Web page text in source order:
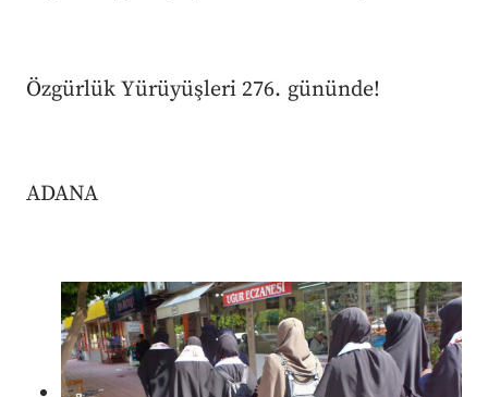
Özgürlük Yürüyüşleri 276. gününde!
ADANA